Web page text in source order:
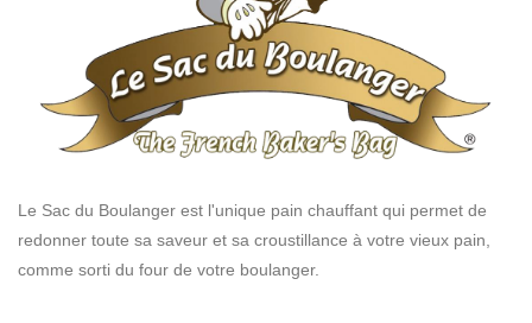
Le Sac du Boulanger est l'unique pain chauffant qui permet de
redonner toute sa saveur et sa croustillance à votre vieux pain,
comme sorti du four de votre boulanger.